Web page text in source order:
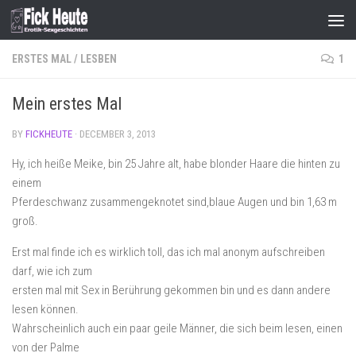
Skip to content
ERSTES MAL/ LESBEN 1
Mein erstes Mal
BY FICKHEUTE · DECEMBER 3, 2013
Hy, ich heiße Meike, bin 25 Jahre alt, habe blonder Haare die hinten zu
einem
Pferdeschwanz zusammengeknotet sind,blaue Augen und bin 1,63 m
groß.
Erst mal finde ich es wirklich toll, das ich mal anonym aufschreiben
darf, wie ich zum
ersten mal mit Sex in Berührung gekommen bin und es dann andere
lesen können.
Wahrscheinlich auch ein paar geile Männer, die sich beim lesen, einen
von der Palme